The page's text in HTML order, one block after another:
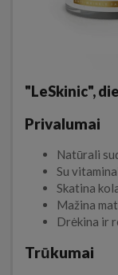
"LeSkinic",
Privalumai
Natūrali
Su
Skatina
Mažina
Drėkina ir
Trūkumai